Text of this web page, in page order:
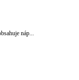
náp...